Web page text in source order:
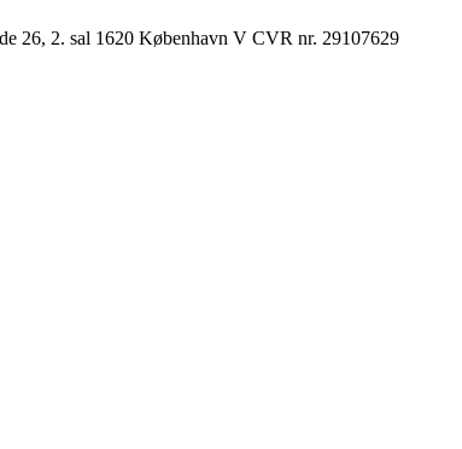
26, 2. sal 1620 København V CVR nr. 29107629